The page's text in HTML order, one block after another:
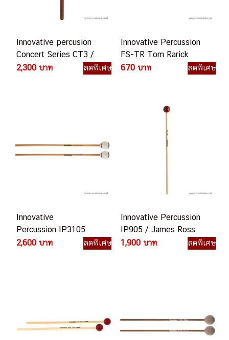
Innovative percusion
Concert Series CT3 /
Medium General
2,300 บาท ลดพิเศษ
Innovative Percussion
FS-TR Tom Rarick
Model Model Marching
670 บาท ลดพิเศษ
Innovative
Percussion IP3105
Ludwig Albert Medium
2,600 บาท ลดพิเศษ
Innovative Percussion
IP905 / James Ross
Bright Glockenspiel /
1,900 บาท ลดพิเศษ